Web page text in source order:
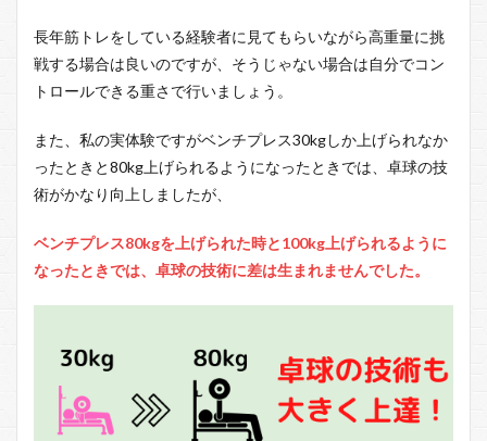
長年筋トレをしている経験者に見てもらいながら高重量に挑
戦する場合は良いのですが、そうじゃない場合は自分でコン
トロールできる重さで行いましょう。
また、私の実体験ですがベンチプレス30kgしか上げられなか
ったときと80kg上げられるようになったときでは、卓球の技
術がかなり向上しましたが、
ベンチプレス80kgを上げられた時と100kg上げられるように
なったときでは、卓球の技術に差は生まれませんでした。